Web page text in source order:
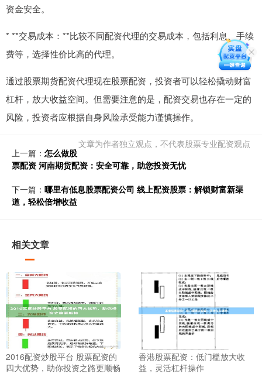
资金安全。
* **交易成本：**比较不同配资代理的交易成本，包括利息、手续
费等，选择性价比高的代理。
通过股票期货配资代理现在股票配资，投资者可以轻松撬动财富
杠杆，放大收益空间。但需要注意的是，配资交易也存在一定的
风险，投资者应根据自身风险承受能力谨慎操作。
文章为作者独立观点，不代表股票专业配资观点
上一篇： 怎么做股
票配资 河南期货配资：安全可靠，助您投资无忧
下一篇： 哪里有低息股票配资公司 线上配资股票：解锁财富新渠
道，轻松倍增收益
相关文章
2016配资炒股平台 股票配资的
四大优势，助你投资之路更顺畅
香港股票配资：低门槛放大收
益，灵活杠杆操作